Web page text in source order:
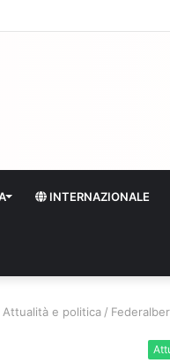
e riserve Fmi
INTERNAZIONALE
Attualità e politica /